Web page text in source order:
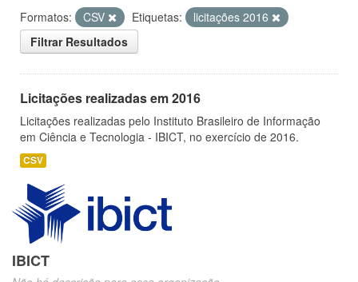
Formatos: CSV Etiquetas:
licitações 2016
Filtrar Resultados
Licitações realizadas em 2016
Licitações realizadas pelo Instituto Brasileiro de Informação
em Ciência e Tecnologia - IBICT, no exercício de 2016.
CSV
IBICT